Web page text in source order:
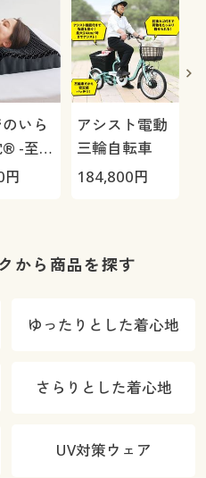
いら
® -至
円
アシスト電動
三輪自転車
184,800円
から商品を探す
ゆったりとした着心地
さらりとした着心地
UV対策ウェア